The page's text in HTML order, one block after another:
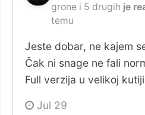
grone i 5 drugih je
temu
Jeste dobar, ne kajem
Čak ni snage ne fali
Full verzija u velikoj
Jul 29